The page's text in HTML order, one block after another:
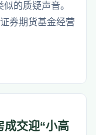
的质疑声音。
券期货基金经营
成交迎“小高